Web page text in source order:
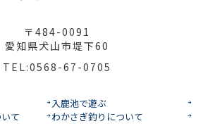
〒484-0091
愛知県犬山市堤下60
TEL:0568-67-0705
入鹿池で遊ぶ
て
わかさぎ釣りについて